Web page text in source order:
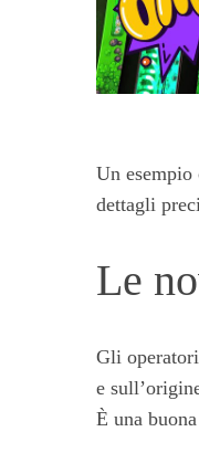
Un
dettagli
Le
Gli
e
È una